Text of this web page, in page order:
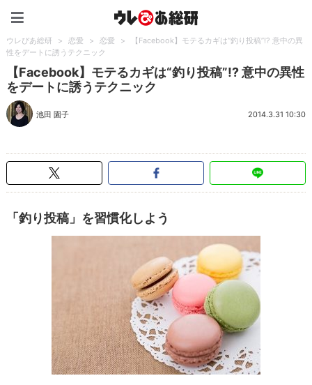
ウレぴあ総研 > 恋愛 > 恋愛 >
【Facebook】モテるカギは“釣り投稿”!? 意中の異
性をデートに誘うテクニック
【Facebook】モテるカギは“釣り投稿”!? 意中の異性
をデートに誘うテクニック
池田 園子 2014.3.31 10:30
「釣り投稿」を習慣化しよう